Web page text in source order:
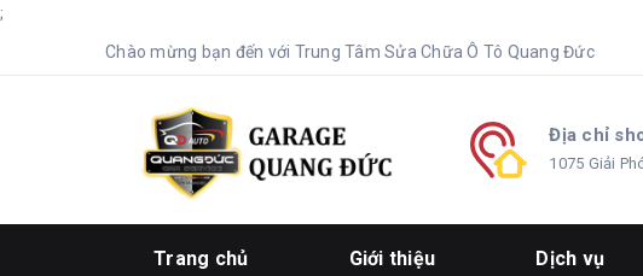
;
Chào mừng bạn đến với Trung Tâm Sửa Chữa Ô Tô Quang Đức
Địa chỉ
1075 Giải
Trang chủ Giới thiệu Dịch vụ